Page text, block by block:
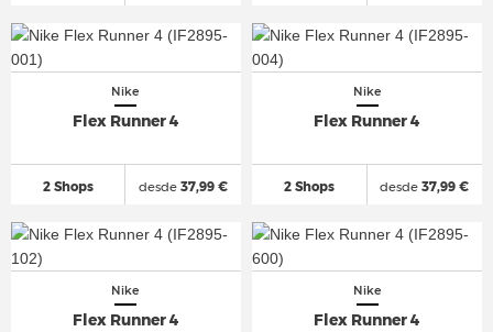
Nike
Flex Runner 4
2 Shops desde37,99 €
Nike
Flex Runner 4
2 Shops desde 37,99 €
Nike
Flex Runner 4
Nike
Flex Runner 4